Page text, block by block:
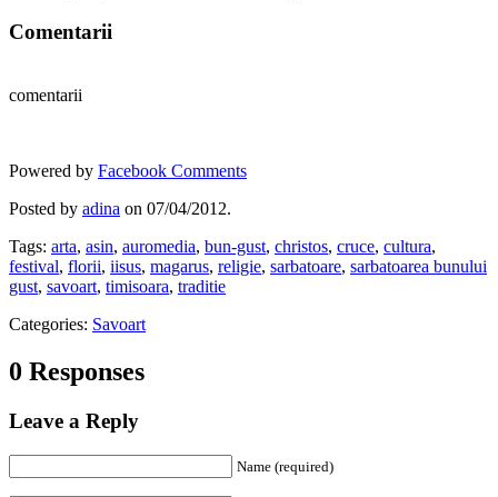
Comentarii
comentarii
Powered by Facebook Comments
Posted by adina on 07/04/2012.
Tags: arta, asin, auromedia, bun-gust, christos, cruce, cultura,
festival, florii, iisus, magarus, religie, sarbatoare, sarbatoarea bunului
gust, savoart, timisoara, traditie
Categories: Savoart
0 Responses
Leave a Reply
Name (required)